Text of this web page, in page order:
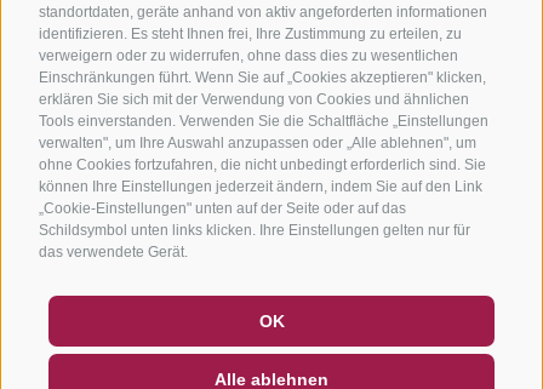
standortdaten, geräte anhand von aktiv angeforderten informationen
identifizieren. Es steht Ihnen frei, Ihre Zustimmung zu erteilen, zu
verweigern oder zu widerrufen, ohne dass dies zu wesentlichen
Einschränkungen führt. Wenn Sie auf „Cookies akzeptieren" klicken,
erklären Sie sich mit der Verwendung von Cookies und ähnlichen
Tools einverstanden. Verwenden Sie die Schaltfläche „Einstellungen
verwalten", um Ihre Auswahl anzupassen oder „Alle ablehnen", um
ohne Cookies fortzufahren, die nicht unbedingt erforderlich sind. Sie
können Ihre Einstellungen jederzeit ändern, indem Sie auf den Link
„Cookie-Einstellungen" unten auf der Seite oder auf das
Schildsymbol unten links klicken. Ihre Einstellungen gelten nur für
das verwendete Gerät.
OK
Alle ablehnen
NEWSLETTER
SOCIAL WALL WETTER